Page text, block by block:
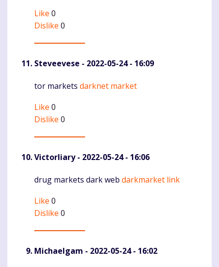
Like 0
Dislike 0
Steveevese - 2022-05-24 - 16:09
Komentaras
tor markets darknet market
Like 0
Dislike 0
Victorliary- 2022-05-24 - 16:06
Komentaras
drug markets dark web darkmarket link
Like 0
Dislike 0
Michaelgam - 2022-05-24 - 16:02